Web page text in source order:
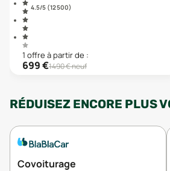
4.5/5 (12 500)
1 offre à partir de :
699€1490€ neuf
RÉDUISEZ ENCORE PLUS
Covoiturage